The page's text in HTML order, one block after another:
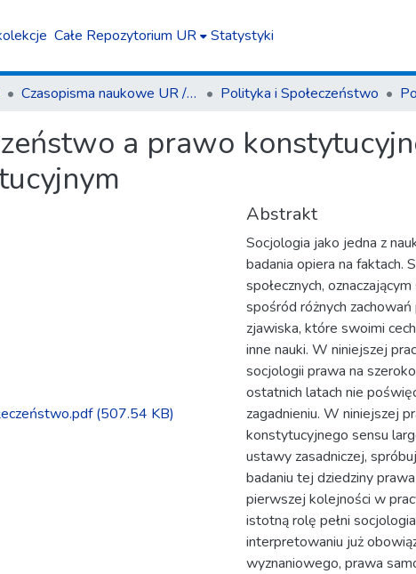
Całe Repozytorium UR Statystyki
Czasopisma naukowe UR / Scientific Journals Polityka i Społeczeństwo
a prawo
(507.54 KB)
Abstrakt
Socjologia jako jedna z
badania opiera na faktach.
społecznych,
spośród różnych
zjawiska, które swoimi
inne nauki. W niniejszej
socjologii prawa na
ostatnich latach nie
zagadnieniu. W niniejszej
konstytucyjnego sensu
ustawy zasadniczej,
badaniu tej dziedziny
pierwszej kolejności w
istotną rolę pełni
interpretowaniu już
wyznaniowego, prawa